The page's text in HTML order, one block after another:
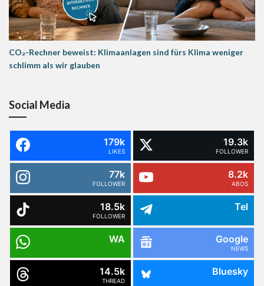
CO₂-Rechner beweist: Klimaanlagen sind fürs Klima weniger
schlimm als wir glauben
Social Media
179k
LIKES
19.3k
FOLLOWER
77k
FOLLOWER
8.2k
ABOS
18.5k
FOLLOWER
Tel
WA Google
NEWS
14.5k
THREAD
Bluesky